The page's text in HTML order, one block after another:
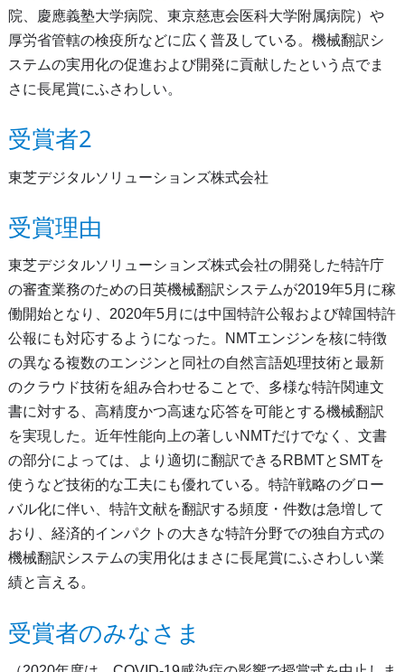
院、慶應義塾大学病院、東京慈恵会医科大学附属病院）や
厚労省管轄の検疫所などに広く普及している。機械翻訳シ
ステムの実用化の促進および開発に貢献したという点でま
さに長尾賞にふさわしい。
受賞者2
東芝デジタルソリューションズ株式会社
受賞理由
東芝デジタルソリューションズ株式会社の開発した特許庁
の審査業務のための日英機械翻訳システムが2019年5月に稼
働開始となり、2020年5月には中国特許公報および韓国特許
公報にも対応するようになった。NMTエンジンを核に特徴
の異なる複数のエンジンと同社の自然言語処理技術と最新
のクラウド技術を組み合わせることで、多様な特許関連文
書に対する、高精度かつ高速な応答を可能とする機械翻訳
を実現した。近年性能向上の著しいNMTだけでなく、文書
の部分によっては、より適切に翻訳できるRBMTとSMTを
使うなど技術的な工夫にも優れている。特許戦略のグロー
バル化に伴い、特許文献を翻訳する頻度・件数は急増して
おり、経済的インパクトの大きな特許分野での独自方式の
機械翻訳システムの実用化はまさに長尾賞にふさわしい業
績と言える。
受賞者のみなさま